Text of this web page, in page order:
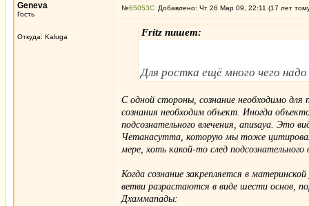
Geneva
Гость
Откуда: Kaluga
№65053 Добавлено: Чт 26 Мар 09, 22:11 (17 лет
Fritz пишет:
Для ростка ещё много чего надо
С одной стороны, сознание необходимо
сознания необходим объект. Иногда
подсознательного влечения, anusaya. Это
Четанасутта, которую мы тоже
мере, хоть какой-то след подсознательного
Когда сознание закрепляется в
ветви разрастаются в виде шести основ,
Дхаммапады: